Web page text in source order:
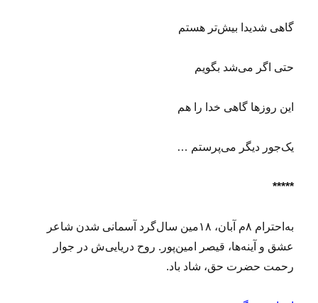
گاهی شدیدا بیش‌تر هستم
حتی اگر می‌شد بگویم
این روزها گاهی خدا را هم
یک‌جور دیگر می‌پرستم …
*****
به‌احترام ۸م آبان، ۱۸مین سال‌گرد آسمانی شدن شاعر
عشق و آینه‌ها، قیصر امین‌پور. روح دریایی‌ش در جوار
رحمت حضرت حق، شاد باد.